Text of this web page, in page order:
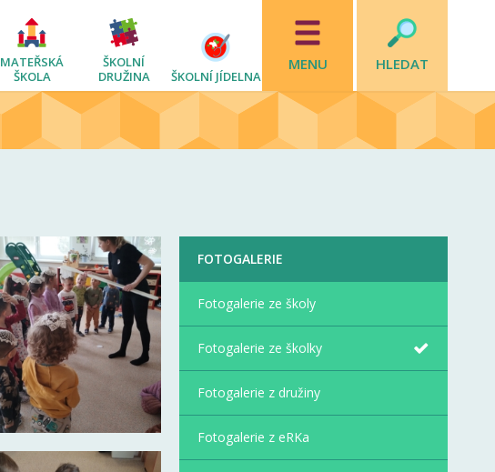
MATEŘSKÁ
ŠKOLA
ŠKOLNÍ
DRUŽINA
ŠKOLNÍ JÍDELNA
MENU HLEDAT
FOTOGALERIE
Fotogalerie ze školy
Fotogalerie ze školky
Fotogalerie z družiny
Fotogalerie z eRKa